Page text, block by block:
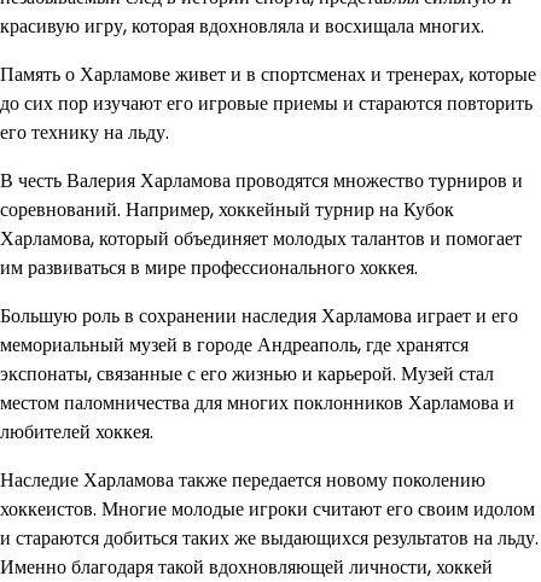
красивую игру, которая вдохновляла и восхищала многих.
Память о Харламове живет и в спортсменах и тренерах, которые
до сих пор изучают его игровые приемы и стараются повторить
его технику на льду.
В честь Валерия Харламова проводятся множество турниров и
соревнований. Например, хоккейный турнир на Кубок
Харламова, который объединяет молодых талантов и помогает
им развиваться в мире профессионального хоккея.
Большую роль в сохранении наследия Харламова играет и его
мемориальный музей в городе Андреаполь, где хранятся
экспонаты, связанные с его жизнью и карьерой. Музей стал
местом паломничества для многих поклонников Харламова и
любителей хоккея.
Наследие Харламова также передается новому поколению
хоккеистов. Многие молодые игроки считают его своим идолом
и стараются добиться таких же выдающихся результатов на льду.
Именно благодаря такой вдохновляющей личности, хоккей